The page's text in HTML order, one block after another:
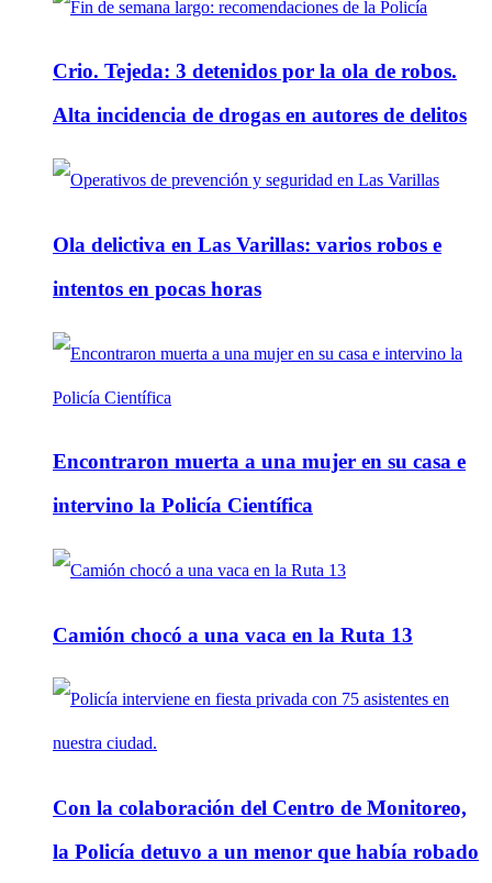
Crio. Tejeda: 3 detenidos por la ola de robos.
Alta incidencia de drogas en autores de delitos
Ola delictiva en Las Varillas: varios robos e
intentos en pocas horas
Encontraron muerta a una mujer en su casa e
intervino la Policía Científica
Camión chocó a una vaca en la Ruta 13
Con la colaboración del Centro de Monitoreo,
la Policía detuvo a un menor que había robado